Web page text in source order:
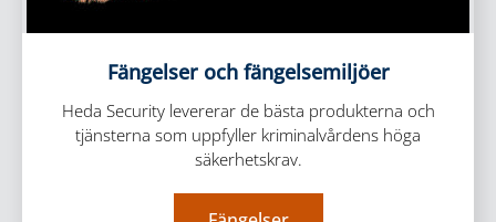
Fängelser och fängelsemiljöer
Heda Security levererar de bästa produkterna och
tjänsterna som uppfyller kriminalvårdens höga
säkerhetskrav.